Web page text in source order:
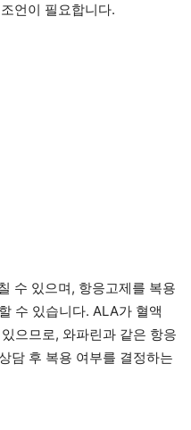
언이 필요합니다.
수 있으며, 항응고제를 복용
수 있습니다. ALA가 혈액
으므로, 와파린과 같은 항응
담 후 복용 여부를 결정하는